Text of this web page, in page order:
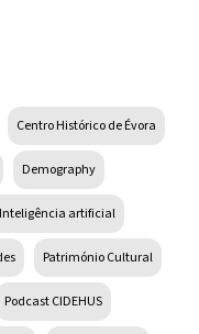
Centro Histórico de Évora
Demography
Inteligência artificial
Património Cultural
Podcast CIDEHUS